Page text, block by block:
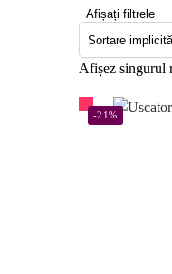
Afișați filtrele
Afișez singurul
-21%